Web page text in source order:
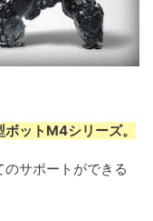
ットM4シリーズ。
サポートができる